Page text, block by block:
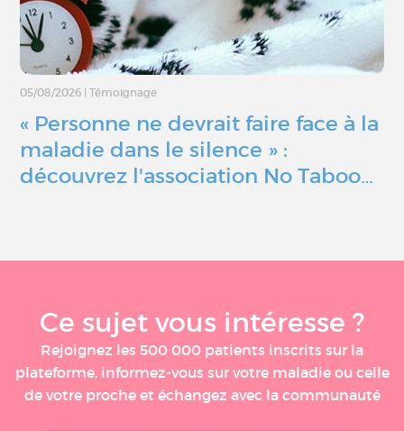
05/08/2026 Témoignage
« Personne ne devrait faire face à la
maladie dans le silence » :
découvrez l'association No Taboo…
Ce sujet vous intéresse ?
Rejoignez les 500 000 patients inscrits sur la
plateforme, informez-vous sur votre maladie ou celle
de votre proche et échangez avec la communauté